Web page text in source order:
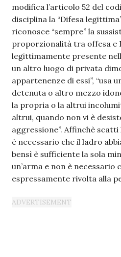
modifica l’articolo 52 del
disciplina la “Difesa
riconosce “sempre” la
proporzionalità tra offesa e
legittimamente presente
un altro luogo di privata
appartenenze di essi”, “usa
detenuta o altro mezzo
la propria o la altrui
altrui, quando non vi è
aggressione”. Affinchè
è necessario che il ladro
bensì è sufficiente la sola
un’arma e non è necessario
espressamente rivolta alla